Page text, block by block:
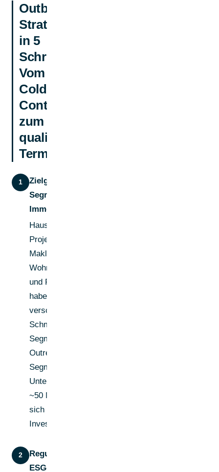
Outbound-
Strategie
in 5
Schritten:
Vom
Cold
Contact
zum
qualifizierten
Termin
1
Zielgruppen-
Segmentierung nach
Immobiliensegment
Hausverwaltungen,
Projektentwickler,
Makler,
Wohnungsunternehmen
und Facility Manager
haben völlig
verschiedene
Schmerzpunkte.
Segmentiere deine
Outreach-Listen nach
Segment und
Unternehmensgröße (ab
~50 Mitarbeiter zeigt
sich typischerweise
Investitionsbereitschaft).
2
Regulatorische und
ESG-Trigger